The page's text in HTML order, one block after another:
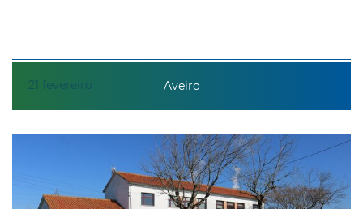
21 fevereiro Aveiro